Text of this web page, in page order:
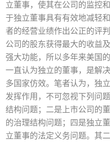
立董事，使其在公司的监控
于独立董事具有有效地减轻
者的经营业绩作出公正的评
公司的股东获得最大的收益
强大功能，所以多年来美国
一直认为独立的董事，是解
多国家仿效。笔者认为，独
发挥作用，不可忽视下列问
结构问题；二是上市公司的
的治理结构问题；四是独立
立董事的法定义务问题。其